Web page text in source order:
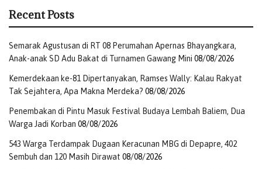
tempat kejadian perkara sebelum jenazah dievakuasi
penanganan lebih lanjut.
Recent Posts
Semarak Agustusan di RT 08 Perumahan Apernas Bhayangkara,
Anak-anak SD Adu Bakat di Turnamen Gawang Mini 08/08/2026
Kemerdekaan ke-81 Dipertanyakan, Ramses Wally: Kalau Rakyat
Tak Sejahtera, Apa Makna Merdeka? 08/08/2026
Penembakan di Pintu Masuk Festival Budaya Lembah Baliem, Dua
Warga Jadi Korban 08/08/2026
543 Warga Terdampak Dugaan Keracunan MBG di Depapre, 402
Sembuh dan 120 Masih Dirawat 08/08/2026